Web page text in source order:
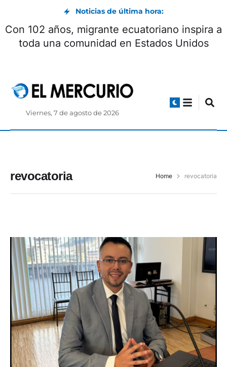
Noticias de última hora:
Con 102 años, migrante ecuatoriano inspira a
toda una comunidad en Estados Unidos
Viernes, 7 de agosto de 2026
revocatoria Home revocatoria